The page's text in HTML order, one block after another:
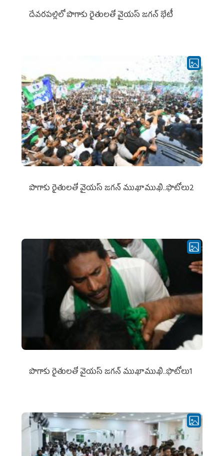
దేవరపల్లిలో పొగాకు రైతులతో వైయస్ జగన్ భేటీ
పొగాకు రైతుల‌తో వైయ‌స్ జ‌గ‌న్ ముఖాముఖి..ఫొటోలు2
పొగాకు రైతుల‌తో వైయ‌స్ జ‌గ‌న్ ముఖాముఖి..ఫొటోలు1